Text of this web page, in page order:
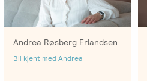
Andrea Røsberg Erlandsen
Bli kjent med Andrea